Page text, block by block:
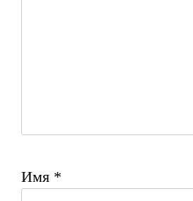
Имя *